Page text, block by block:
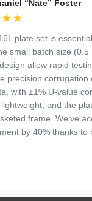
“Nate” Foster
plate set is
small batch size (0.5
allow rapid
precision corrugation
with ±1% U-value
and the
frame. We’ve
by 40% thanks to